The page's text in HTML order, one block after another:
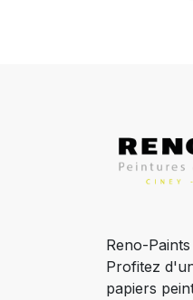
Reno-
Profitez
papiers